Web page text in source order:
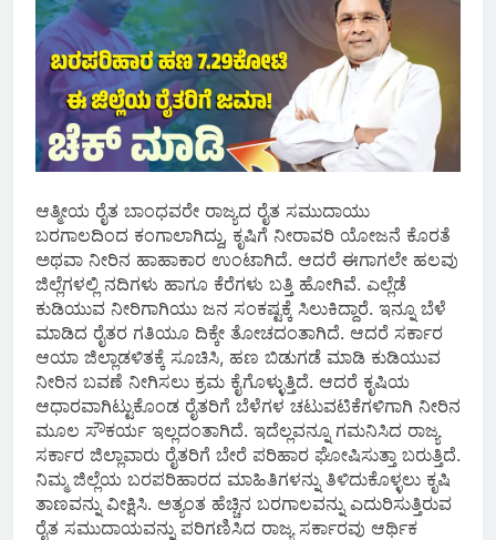
ಆತ್ಮೀಯ ರೈತ ಬಾಂಧವರೇ ರಾಜ್ಯದ ರೈತ ಸಮುದಾಯು
ಬರಗಾಲದಿಂದ ಕಂಗಾಲಾಗಿದ್ದು, ಕೃಷಿಗೆ ನೀರಾವರಿ ಯೋಜನೆ ಕೊರತೆ
ಅಥವಾ ನೀರಿನ ಹಾಹಾಕಾರ ಉಂಟಾಗಿದೆ. ಆದರೆ ಈಗಾಗಲೇ ಹಲವು
ಜಿಲ್ಲೆಗಳಲ್ಲಿ ನದಿಗಳು ಹಾಗೂ ಕೆರೆಗಳು ಬತ್ತಿ ಹೋಗಿವೆ. ಎಲ್ಲೆಡೆ
ಕುಡಿಯುವ ನೀರಿಗಾಗಿಯು ಜನ ಸಂಕಷ್ಟಕ್ಕೆ ಸಿಲುಕಿದ್ದಾರೆ. ಇನ್ನೂ ಬೆಳೆ
ಮಾಡಿದ ರೈತರ ಗತಿಯೂ ದಿಕ್ಕೇ ತೋಚದಂತಾಗಿದೆ. ಆದರೆ ಸರ್ಕಾರ
ಆಯಾ ಜಿಲ್ಲಾಡಳಿತಕ್ಕೆ ಸೂಚಿಸಿ, ಹಣ ಬಿಡುಗಡೆ ಮಾಡಿ ಕುಡಿಯುವ
ನೀರಿನ ಬವಣೆ ನೀಗಿಸಲು ಕ್ರಮ ಕೈಗೊಳ್ಳುತ್ತಿದೆ. ಆದರೆ ಕೃಷಿಯ
ಆಧಾರವಾಗಿಟ್ಟುಕೊಂಡ ರೈತರಿಗೆ ಬೆಳೆಗಳ ಚಟುವಟಿಕೆಗಳಿಗಾಗಿ ನೀರಿನ
ಮೂಲ ಸೌಕರ್ಯ ಇಲ್ಲದಂತಾಗಿದೆ. ಇದೆಲ್ಲವನ್ನೂ ಗಮನಿಸಿದ ರಾಜ್ಯ
ಸರ್ಕಾರ ಜಿಲ್ಲಾವಾರು ರೈತರಿಗೆ ಬೇರೆ ಪರಿಹಾರ ಘೋಷಿಸುತ್ತಾ ಬರುತ್ತಿದೆ.
ನಿಮ್ಮ ಜಿಲ್ಲೆಯ ಬರಪರಿಹಾರದ ಮಾಹಿತಿಗಳನ್ನು ತಿಳಿದುಕೊಳ್ಳಲು ಕೃಷಿ
ತಾಣವನ್ನು ವೀಕ್ಷಿಸಿ. ಅತ್ಯಂತ ಹೆಚ್ಚಿನ ಬರಗಾಲವನ್ನು ಎದುರಿಸುತ್ತಿರುವ
ರೈತ ಸಮುದಾಯವನ್ನು ಪರಿಗಣಿಸಿದ ರಾಜ್ಯ ಸರ್ಕಾರವು ಆರ್ಥಿಕ